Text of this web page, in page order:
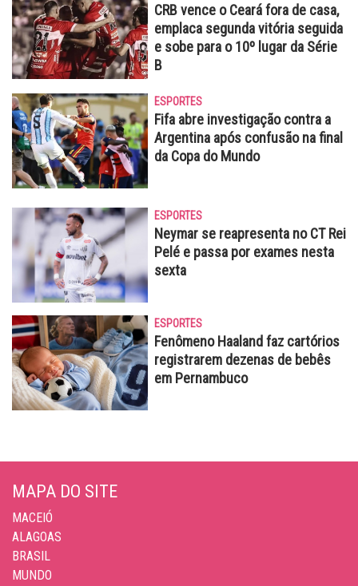
CRB vence o Ceará fora de casa,
emplaca segunda vitória seguida
e sobe para o 10º lugar da Série
B
ESPORTES
Fifa abre investigação contra a
Argentina após confusão na final
da Copa do Mundo
ESPORTES
Neymar se reapresenta no CT Rei
Pelé e passa por exames nesta
sexta
ESPORTES
Fenômeno Haaland faz cartórios
registrarem dezenas de bebês
em Pernambuco
MAPA DO SITE
MACEIÓ
ALAGOAS
BRASIL
MUNDO